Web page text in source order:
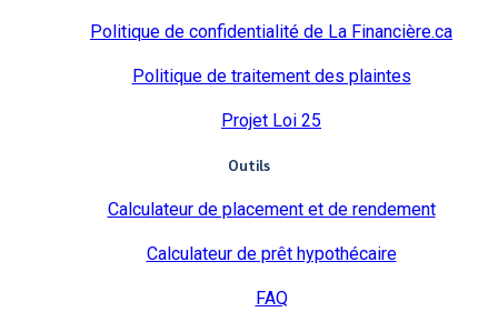
Politique de confidentialité de La Financière.ca
Politique de traitement des plaintes
Projet Loi 25
Outils
Calculateur de placement et de rendement
Calculateur de prêt hypothécaire
FAQ